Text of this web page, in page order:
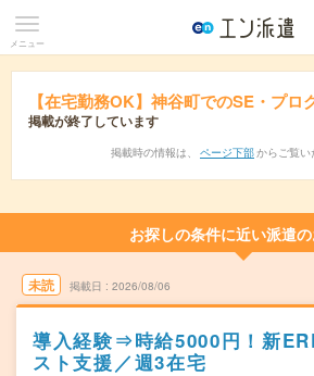
メニュー
【在宅勤務OK】神谷町でのSE・プロ
掲載が終了しています
掲載時の情報は、 ページ下部 からご覧い
お探しの条件に近い派遣
未読 掲載日 2026/08/06
導入経験⇒時給5000円！新
スト支援／週3在宅